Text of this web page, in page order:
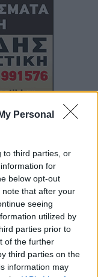
Personal
to third parties, or
for
below opt-out
that after your
seeing
utilized by
parties prior to
of the further
third parties on the
information may